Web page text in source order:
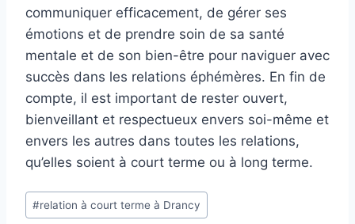
communiquer efficacement, de gérer ses
émotions et de prendre soin de sa santé
mentale et de son bien-être pour naviguer avec
succès dans les relations éphémères. En fin de
compte, il est important de rester ouvert,
bienveillant et respectueux envers soi-même et
envers les autres dans toutes les relations,
qu’elles soient à court terme ou à long terme.
Étiquettes
de
#relation à court terme à Drancy